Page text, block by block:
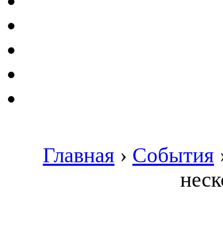
Главная › События